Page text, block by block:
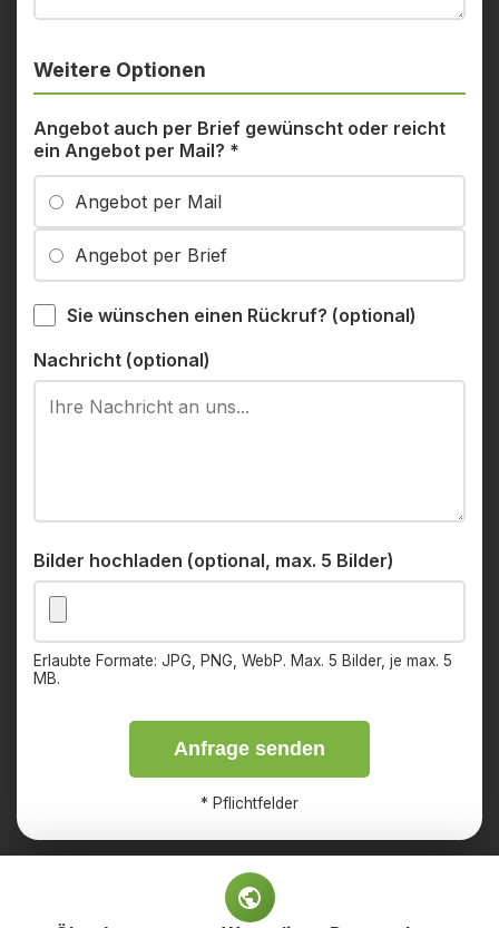
Weitere Optionen
Angebot auch per Brief gewünscht oder reicht
ein Angebot per Mail? *
Angebot per Mail
Angebot per Brief
Sie wünschen einen Rückruf? (optional)
Nachricht (optional)
Bilder hochladen (optional, max. 5 Bilder)
Erlaubte Formate: JPG, PNG, WebP. Max. 5 Bilder, je max. 5
MB.
Anfrage senden
* Pflichtfelder